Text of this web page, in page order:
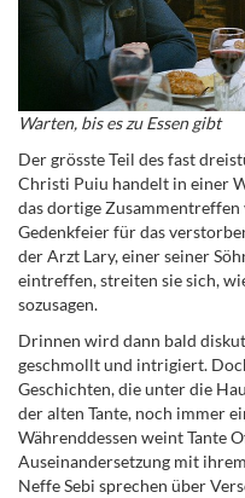
Warten, bis es zu Essen gibt
Der grösste Teil des fast
Christi Puiu handelt in einer
das dortige
Gedenkfeier für das
der Arzt Lary, einer seiner
eintreffen, streiten sie sich,
sozusagen.
Drinnen wird dann bald
geschmollt und intrigiert.
Geschichten, die unter die
der alten Tante, noch immer
Währenddessen weint Tante
Auseinandersetzung mit
Neffe Sebi sprechen über